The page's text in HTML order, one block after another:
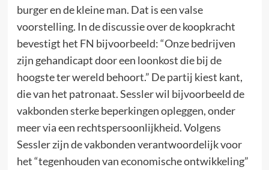
burger en de kleine man. Dat is een valse
voorstelling. In de discussie over de koopkracht
bevestigt het FN bijvoorbeeld: “Onze bedrijven
zijn gehandicapt door een loonkost die bij de
hoogste ter wereld behoort.” De partij kiest kant,
die van het patronaat. Sessler wil bijvoorbeeld de
vakbonden sterke beperkingen opleggen, onder
meer via een rechtspersoonlijkheid. Volgens
Sessler zijn de vakbonden verantwoordelijk voor
het “tegenhouden van economische ontwikkeling”